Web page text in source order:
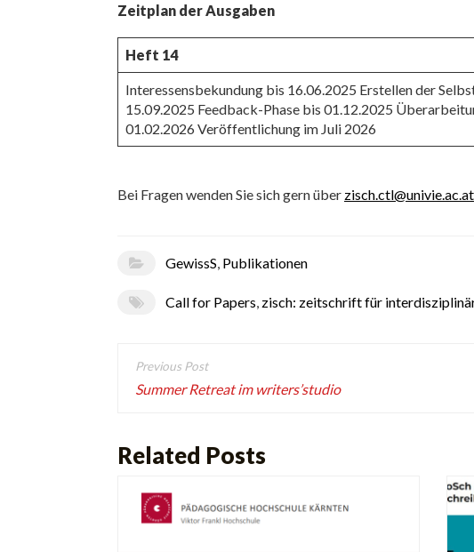
Zeitplan der Ausgaben
Heft 14
Interessensbekundung bis 16.06.2025 Erstellen der
15.09.2025 Feedback-Phase bis 01.12.2025
01.02.2026 Veröffentlichung im Juli 2026
Bei Fragen wenden Sie sich gern über zisch.ctl@univie.ac.at
GewissS Publikationen
Call for Papers zisch: zeitschrift für
Beitragsnavigation
Summer Retreat im writers’studio
Related Posts